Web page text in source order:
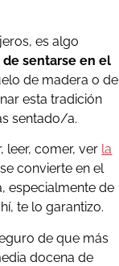
es algo
sentarse en el
de madera o de
esta tradición
sentado/a.
leer, comer, ver la
convierte en el
especialmente de
te lo garantizo.
de que más
docena de